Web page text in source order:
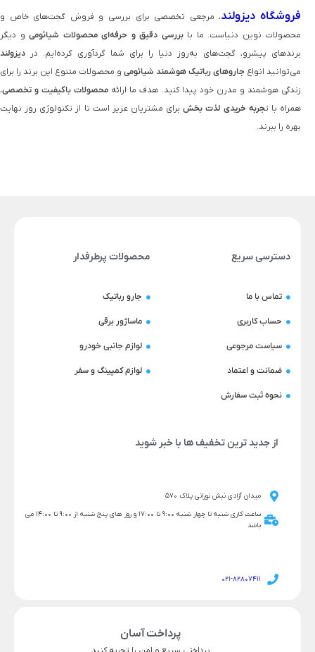
فروشگاه دیزولند، مرجعی تخصصی برای بررسی و فروش گجت‌های خاص و
محصولات نوین دنیاست. ما بابررسی دقیق و حرفه‌ای محصولات شیائومی و دیگر
برندهای پیشرو، گجت‌های به‌روز دنیا را برای شما گردآوری کرده‌ایم. در دیزولند
می‌توانید انواع جاروهای رباتیک هوشمند شیائومی و محصولات متنوع این برند را برای
زندگی هوشمند و مدرن خود پیدا کنید. هدف ما ارائه محصولات باکیفیت و تخصصی،
همراه با تجربه خریدی لذت‌ بخشبرای مشتریان عزیز است تا از تکنولوژی روز نهایت
بهره را ببرند.
دسترسی سریع
تماس با ما
حساب کاربری
سیاست مرجوعی
ضمانت و اعتماد
نحوه ثبت سفارش
محصولات پرطرفدار
جارو رباتیک
ماساژور برقی
لوازم جانبی خودرو
لوازم کمپینگ و سفر
از جدید ترین تخفیف ها با خبر شوید
میدان آزادی نبش نورانی پلاک 570
ساعت کاری شنبه تا چهار شنبه 9:00 تا 17:00 و روز های پنج شنبه از 9:00 تا 14:00 می
باشد
021-82807411
پرداخت آسان